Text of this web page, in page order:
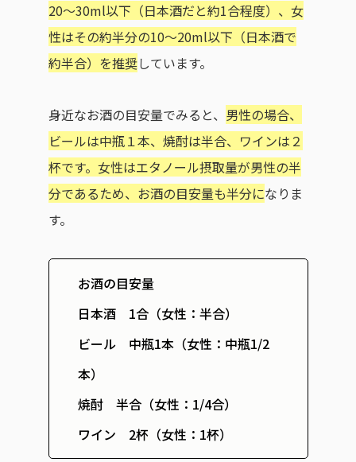
20〜30ml以下（日本酒だと約1合程度）、女
性はその約半分の10〜20ml以下（日本酒で
約半合）を推奨しています。
身近なお酒の目安量でみると、 男性の場合、
ビールは中瓶１本、焼酎は半合、ワインは２
杯です。女性はエタノール摂取量が男性の半
分であるため、お酒の目安量も半分になりま
す。
お酒の目安量
日本酒 1合（女性：半合）
ビール 中瓶1本（女性：中瓶1/2
本）
焼酎 半合（女性：1/4合）
ワイン 2杯（女性：1杯）